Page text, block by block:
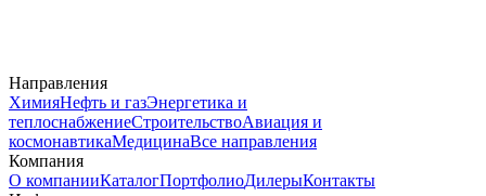
Направления
ХимияНефть и газЭнергетика и
теплоснабжениеСтроительствоАвиация и
космонавтикаМедицинаВсе направления
Компания
О компанииКаталогПортфолиоДилерыКонтакты